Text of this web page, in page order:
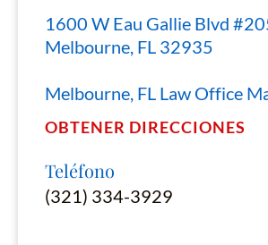
1600 W Eau Gallie Blvd
Melbourne, FL 32935
Melbourne, FL Law Office
OBTENER DIRECCIONES
Teléfono
(321) 334-3929